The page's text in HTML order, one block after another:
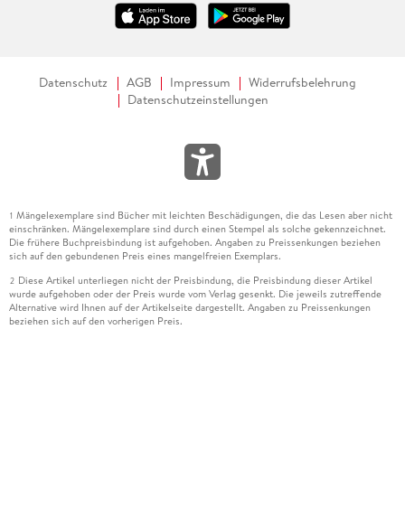
Datenschutz AGB Impressum
Widerrufsbelehrung
Datenschutzeinstellungen
1 Mängelexemplare sind Bücher mit leichten Beschädigungen, die das Lesen aber nicht
einschränken. Mängelexemplare sind durch einen Stempel als solche gekennzeichnet.
Die frühere Buchpreisbindung ist aufgehoben. Angaben zu Preissenkungen beziehen
sich auf den gebundenen Preis eines mangelfreien Exemplars.
2 Diese Artikel unterliegen nicht der Preisbindung, die Preisbindung dieser Artikel
wurde aufgehoben oder der Preis wurde vom Verlag gesenkt. Die jeweils zutreffende
Alternative wird Ihnen auf der Artikelseite dargestellt. Angaben zu Preissenkungen
beziehen sich auf den vorherigen Preis.